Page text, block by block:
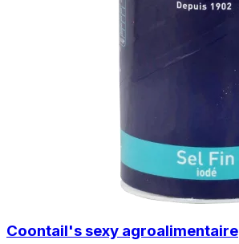
Coontail's sexy agroalimentaire